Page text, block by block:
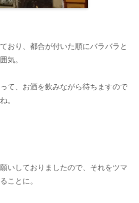
おり、都合が付いた順にバラバラと
気。
て、お酒を飲みながら待ちますので
。
いしておりましたので、それをツマ
ことに。